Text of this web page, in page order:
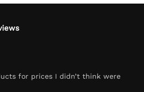
for prices I didn’t think were